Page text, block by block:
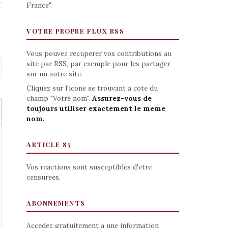
France".
VOTRE PROPRE FLUX RSS
Vous pouvez recuperer vos contributions au
site par RSS, par exemple pour les partager
sur un autre site.
Cliquez sur l'icone se trouvant a cote du
champ "Votre nom". Assurez-vous de
toujours utiliser exactement le meme
nom.
ARTICLE 85
Vos reactions sont susceptibles d'etre
censurees.
ABONNEMENTS
Accedez gratuitement a une information